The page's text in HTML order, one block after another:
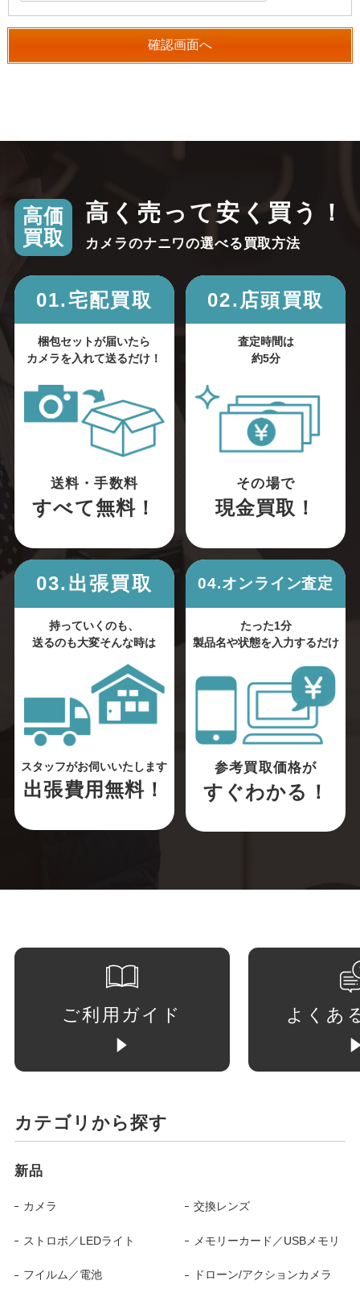
高価
買取
高く売って安く買う！
カメラのナニワの選べる買取方法
01.宅配買取
梱包セットが届いたら
カメラを入れて送るだけ！
送料・手数料
すべて無料！
02.店頭買取
査定時間は
約5分
その場で
現金買取！
03.出張買取
持っていくのも、
送るのも大変そんな時は
スタッフがお伺いいたします
出張費用無料！
04.オンライン査定
たった1分
製品名や状態を入力するだけ
参考買取価格が
すぐわかる！
ご利用ガイド よくあ
カテゴリから探す
新品
カメラ 交換レンズ
ストロボ／LEDライト メモリーカード／USBメモリ
フイルム／電池 ドローン/アクションカメラ